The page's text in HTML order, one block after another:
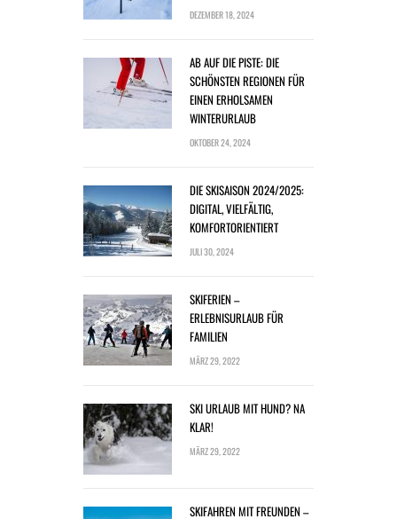
DEZEMBER 18, 2024
AB AUF DIE PISTE: DIE
SCHÖNSTEN REGIONEN FÜR
EINEN ERHOLSAMEN
WINTERURLAUB
OKTOBER 24, 2024
DIE SKISAISON 2024/2025:
DIGITAL, VIELFÄLTIG,
KOMFORTORIENTIERT
JULI 30, 2024
SKIFERIEN –
ERLEBNISURLAUB FÜR
FAMILIEN
MÄRZ 29, 2022
SKI URLAUB MIT HUND? NA
KLAR!
MÄRZ 29, 2022
SKIFAHREN MIT FREUNDEN –